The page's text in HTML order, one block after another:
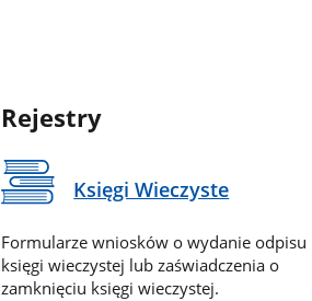
Rejestry
Księgi Wieczyste
Formularze wniosków o wydanie odpisu
księgi wieczystej lub zaświadczenia o
zamknięciu księgi wieczystej.